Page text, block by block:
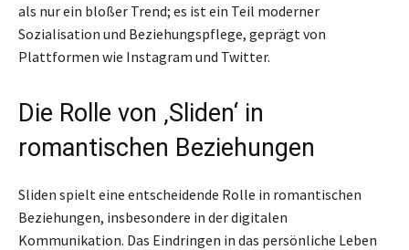
als nur ein bloßer Trend; es ist ein Teil moderner
Sozialisation und Beziehungspflege, geprägt von
Plattformen wie Instagram und Twitter.
Die Rolle von ‚Sliden‘ in
romantischen Beziehungen
Sliden spielt eine entscheidende Rolle in romantischen
Beziehungen, insbesondere in der digitalen
Kommunikation. Das Eindringen in das persönliche Leben